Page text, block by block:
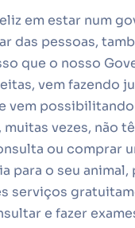
em estar num
das pessoas,
que o nosso
vem fazendo
vem
muitas vezes, não
ou comprar
para o seu animal,
serviços
e fazer